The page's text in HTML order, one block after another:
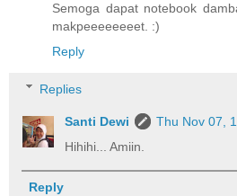
Semoga dapat notebook
makpeeeeeeeet. :)
Reply
Replies
Santi Dewi
Thu Nov 07,
Hihihi... Amiin.
Reply